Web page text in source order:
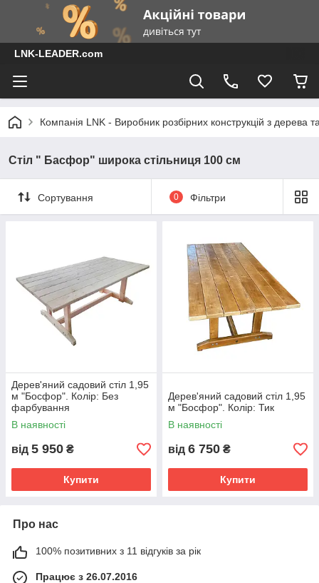
LNK-LEADER.com
Компанія LNK - Виробник розбірних конструкцій з дерева
Стіл " Басфор" широка стільниця 100 см
Сортування 0 Фільтри
Дерев'яний садовий стіл 1,95
м "Босфор". Колір: Без
фарбування
В наявності
від 5 950 ₴
Купити
Дерев'яний садовий стіл 1,95
м "Босфор". Колір: Тик
В наявності
від 6 750 ₴
Купити
Про нас
100% позитивних з 11 відгуків за рік
Працює з 26.07.2016